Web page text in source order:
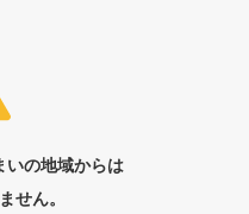
いの地域からは
せん。